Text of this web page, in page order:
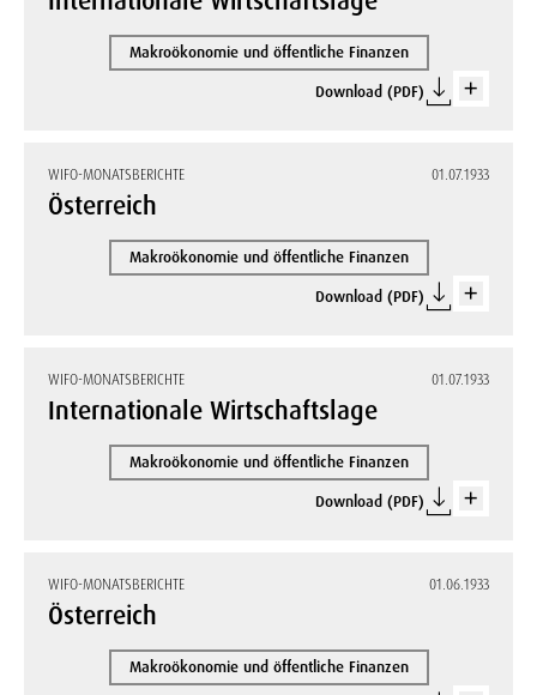
Makroökonomie und öffentliche Finanzen
Download (PDF)
WIFO-MONATSBERICHTE 01.07.1933
Österreich
Makroökonomie und öffentliche Finanzen
Download (PDF)
WIFO-MONATSBERICHTE 01.07.1933
Internationale Wirtschaftslage
Makroökonomie und öffentliche Finanzen
Download (PDF)
WIFO-MONATSBERICHTE 01.06.1933
Österreich
Makroökonomie und öffentliche Finanzen